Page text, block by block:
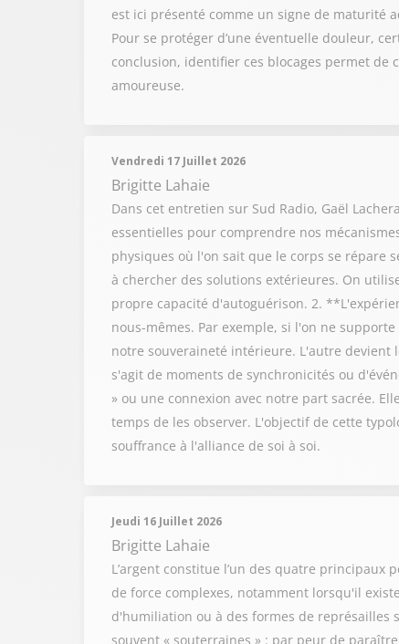
est ici présenté comme un signe de maturité
Pour se protéger d’une éventuelle douleur,
conclusion, identifier ces blocages permet de
amoureuse.
Vendredi 17 Juillet 2026
Brigitte Lahaie
Dans cet entretien sur Sud Radio, Gaël
essentielles pour comprendre nos
physiques où l'on sait que le corps se répare
à chercher des solutions extérieures. On
propre capacité d'autoguérison. 2.
nous-mêmes. Par exemple, si l'on ne
notre souveraineté intérieure. L'autre
s'agit de moments de synchronicités ou
» ou une connexion avec notre part sacrée.
temps de les observer. L'objectif de cette
souffrance à l'alliance de soi à soi.
Jeudi 16 Juillet 2026
Brigitte Lahaie
L’argent constitue l’un des quatre
de force complexes, notamment lorsqu'il
d'humiliation ou à des formes de représailles
souvent « souterraines » : par peur de